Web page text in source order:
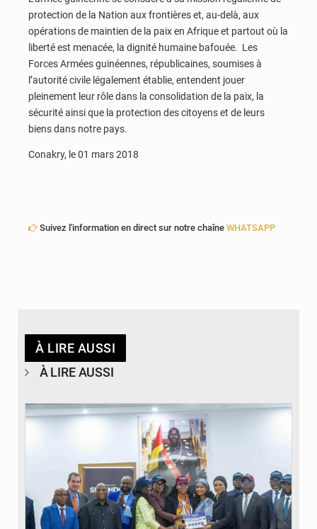
protection de la Nation aux frontières et, au-delà, aux
opérations de maintien de la paix en Afrique et partout où la
liberté est menacée, la dignité humaine bafouée. Les
Forces Armées guinéennes, républicaines, soumises à
l’autorité civile légalement établie, entendent jouer
pleinement leur rôle dans la consolidation de la paix, la
sécurité ainsi que la protection des citoyens et de leurs
biens dans notre pays.
Conakry, le 01 mars 2018
Suivez l'information en direct sur notre chaîne WHATSAPP
À LIRE AUSSI
À LIRE AUSSI